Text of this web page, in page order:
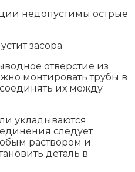
засора
отверстие из
монтировать трубы в
их между
укладываются
следует
раствором и
деталь в